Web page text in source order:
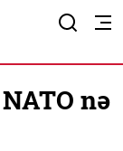
nə